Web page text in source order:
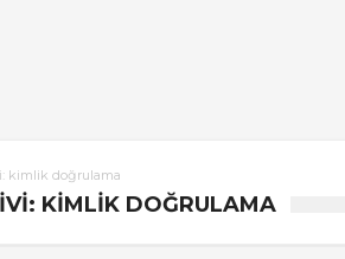
kimlik doğrulama
KIMLIK DOĞRULAMA